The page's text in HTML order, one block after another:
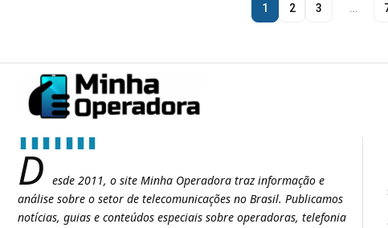
1 2 3 …
D esde 2011, o site Minha Operadora traz informação e
análise sobre o setor de telecomunicações no Brasil. Publicamos
notícias, guias e conteúdos especiais sobre operadoras, telefonia